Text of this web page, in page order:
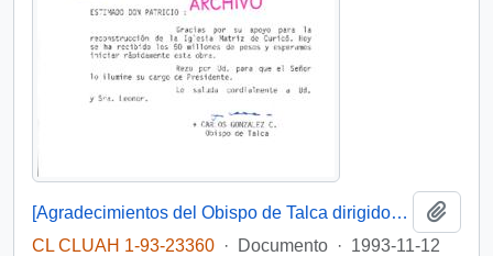
[Agradecimientos del Obispo de Talca dirigidos al Presidente Patricio Aylwin por el apoyo en la reconstrucción de la Iglesia Matriz de Curicó]
CL CLUAH 1-93-23360 · Documento · 1993-11-12